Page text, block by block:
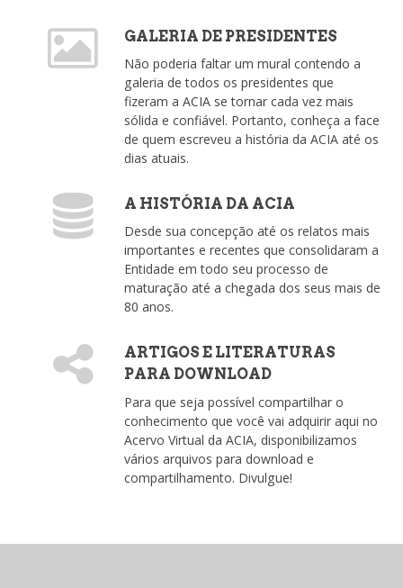
GALERIA DE PRESIDENTES
Não poderia faltar um mural contendo a
galeria de todos os presidentes que
fizeram a ACIA se tornar cada vez mais
sólida e confiável. Portanto, conheça a face
de quem escreveu a história da ACIA até os
dias atuais.
A HISTÓRIA DA ACIA
Desde sua concepção até os relatos mais
importantes e recentes que consolidaram a
Entidade em todo seu processo de
maturação até a chegada dos seus mais de
80 anos.
ARTIGOS E LITERATURAS
PARA DOWNLOAD
Para que seja possível compartilhar o
conhecimento que você vai adquirir aqui no
Acervo Virtual da ACIA, disponibilizamos
vários arquivos para download e
compartilhamento. Divulgue!